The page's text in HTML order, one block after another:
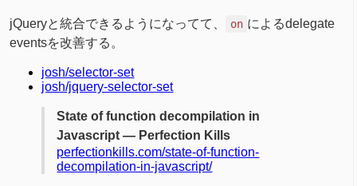
jQueryと統合できるようになってて、 on によるdelegate
eventsを改善する。
josh/selector-set
josh/jquery-selector-set
State of function decompilation in
Javascript — Perfection Kills
perfectionkills.com/state-of-function-
decompilation-in-javascript/